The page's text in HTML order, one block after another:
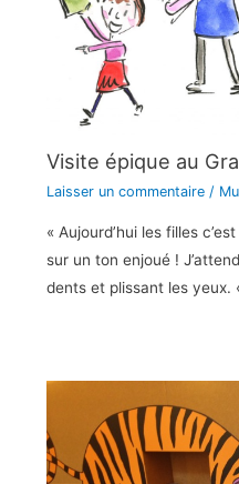
Visite épique au
Laisser un commentaire /
« Aujourd’hui les filles
sur un ton enjoué !
dents et plissant les yeux.